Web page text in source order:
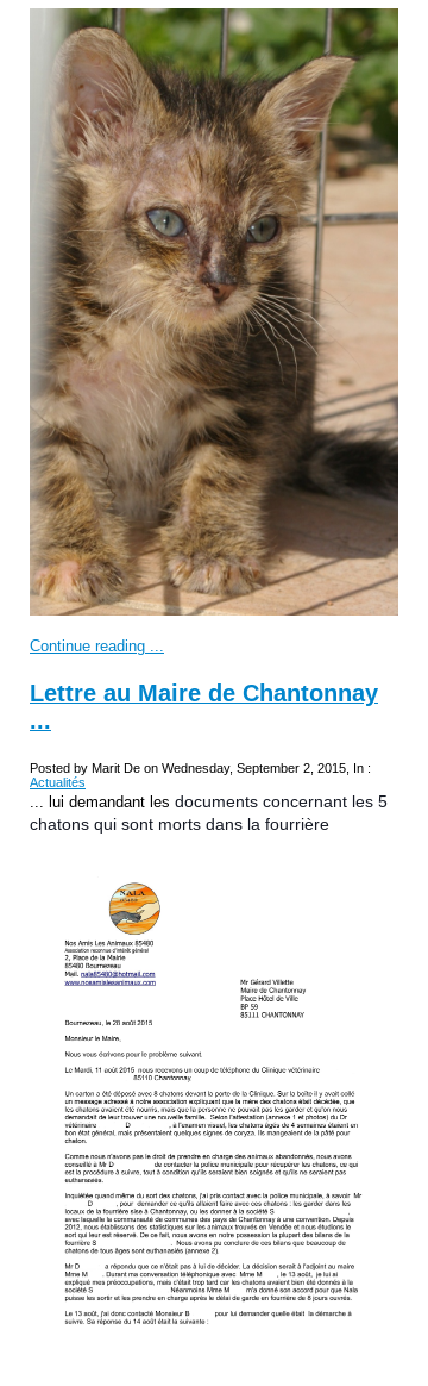
Continue reading ...
Lettre au Maire de Chantonnay
...
Posted by Marit De on Wednesday, September 2, 2015, In :
Actualités
... lui demandant les documents concernant les 5
chatons qui sont morts dans la fourrière